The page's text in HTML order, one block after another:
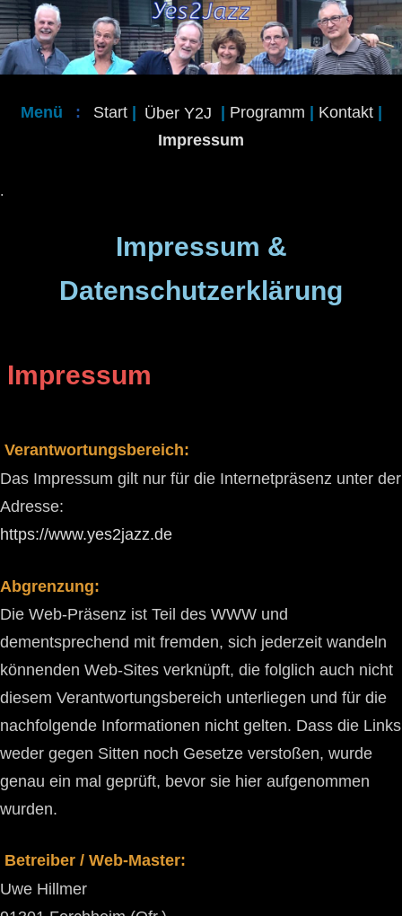
Menü : Start Über Y2J Programm Kontakt
Impressum
.
Impressum &
Datenschutzerklärung
Impressum
Verantwortungsbereich:
Das Impressum gilt nur für die Internetpräsenz unter der
Adresse:
https://www.yes2jazz.de
Abgrenzung:
Die Web-Präsenz ist Teil des WWW und
dementsprechend mit fremden, sich jederzeit wandeln
könnenden Web-Sites verknüpft, die folglich auch nicht
diesem Verantwortungsbereich unterliegen und für die
nachfolgende Informationen nicht gelten. Dass die Links
weder gegen Sitten noch Gesetze verstoßen, wurde
genau ein mal geprüft, bevor sie hier aufgenommen
wurden.
Betreiber / Web-Master:
Uwe Hillmer